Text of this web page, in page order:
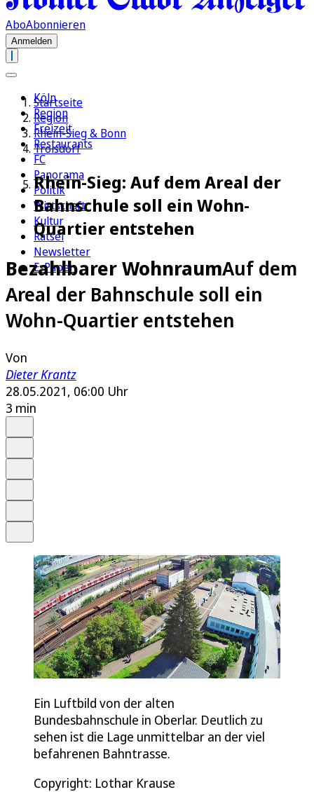
AboAbonnieren
Anmelden
Köln
Region
Freizeit
Restaurants
FC
Panorama
Politik
Wirtschaft
Kultur
Rätsel
Newsletter
E-Paper
Startseite
Region
Rhein-Sieg & Bonn
Troisdorf
Rhein-Sieg: Auf dem Areal der
Bahnschule soll ein Wohn-
Quartier entstehen
Bezahlbarer WohnraumAuf dem
Areal der Bahnschule soll ein
Wohn-Quartier entstehen
Von
Dieter Krantz
28.05.2021, 06:00 Uhr
3 min
Ein Luftbild von der alten
Bundesbahnschule in Oberlar. Deutlich zu
sehen ist die Lage unmittelbar an der viel
befahrenen Bahntrasse.
Copyright: Lothar Krause